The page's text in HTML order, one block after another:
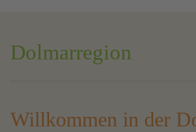
Dolmarregion
Willkommen in der